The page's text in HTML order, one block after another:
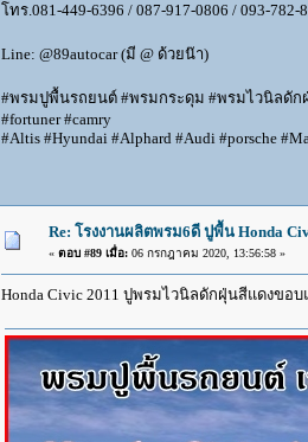
โทร.081-449-6396 / 087-917-0806 / 093-782-
Line: @89autocar (มี @ ด้วยน๊า)
#พรมปูพื้นรถยนต์ #พรมกระดุม #พรมไวนิลดักฝุ่
#fortuner #camry
#Altis #Hyundai #Alphard #Audi #porsche
Re: โรงงานผลิตพรม6ดี ปูพื้น Honda
« ตอบ #89 เมื่อ: 06 กรกฎาคม 2020, 13:56:58 »
Honda Civic 2011 ปูพรมไวนิลดักฝุ่นสีแดงขอบ